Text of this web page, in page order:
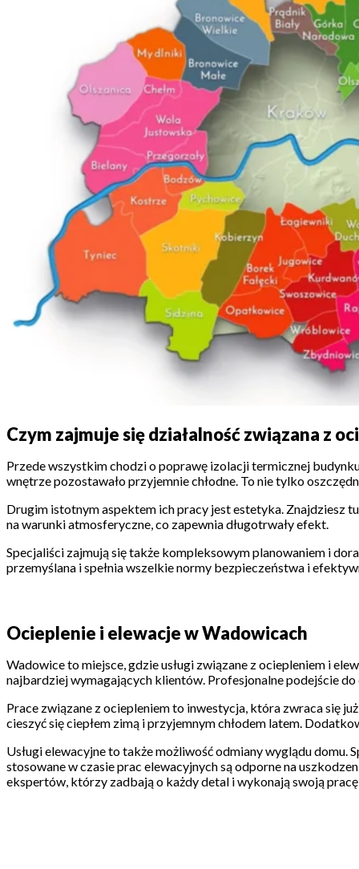
Czym zajmuje się działalność związana z
Przede wszystkim chodzi o poprawę izolacji termicznej
wnętrze pozostawało przyjemnie chłodne. To nie tylko
Drugim istotnym aspektem ich pracy jest estetyka. Znajdziesz
na warunki atmosferyczne, co zapewnia długotrwały efekt.
Specjaliści zajmują się także kompleksowym planowaniem i
przemyślana i spełnia wszelkie normy bezpieczeństwa i
Ocieplenie i elewacje w Wadowicach
Wadowice to miejsce, gdzie usługi związane z ociepleniem i
najbardziej wymagających klientów. Profesjonalne podejście
Prace związane z ociepleniem to inwestycja, która zwraca się
cieszyć się ciepłem zimą i przyjemnym chłodem latem.
Usługi elewacyjne to także możliwość odmiany wyglądu
stosowane w czasie prac elewacyjnych są odporne na
ekspertów, którzy zadbają o każdy detal i wykonają swoją